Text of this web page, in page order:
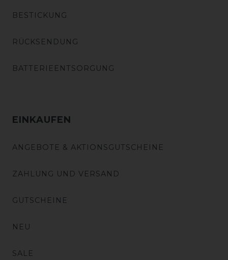
BESTICKUNG
RÜCKSENDUNG
BATTERIEENTSORGUNG
EINKAUFEN
ANGEBOTE & AKTIONSGUTSCHEINE
ZAHLUNG UND VERSAND
GUTSCHEINE
NEU
SALE